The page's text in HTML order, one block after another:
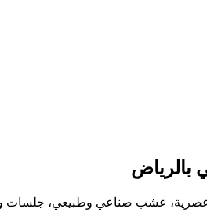
بالرياض
عشب صناعي وطبيعي، جلسات ومظلات